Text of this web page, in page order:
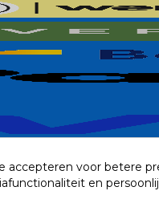
accepteren voor betere
en